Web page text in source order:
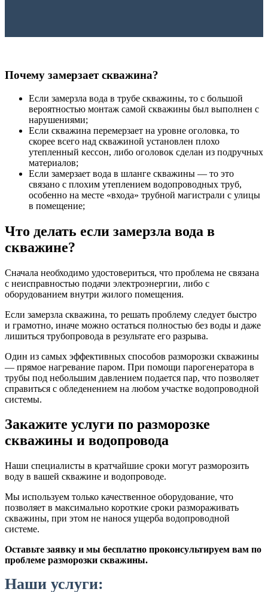
Почему замерзает скважина?
Если замерзла вода в трубе скважины, то с большой
вероятностью монтаж самой скважины был выполнен с
нарушениями;
Если скважина перемерзает на уровне оголовка, то
скорее всего над скважиной установлен плохо
утепленный кессон, либо оголовок сделан из подручных
материалов;
Если замерзает вода в шланге скважины — то это
связано с плохим утеплением водопроводных труб,
особенно на месте «входа» трубной магистрали с улицы
в помещение;
Что делать если замерзла вода в
скважине?
Сначала необходимо удостовериться, что проблема не связана
с неисправностью подачи электроэнергии, либо с
оборудованием внутри жилого помещения.
Если замерзла скважина, то решать проблему следует быстро
и грамотно, иначе можно остаться полностью без воды и даже
лишиться трубопровода в результате его разрыва.
Один из самых эффективных способов разморозки скважины
— прямое нагревание паром. При помощи парогенератора в
трубы под небольшим давлением подается пар, что позволяет
справиться с обледенением на любом участке водопроводной
системы.
Закажите услуги по разморозке
скважины и водопровода
Наши специалисты в кратчайшие сроки могут разморозить
воду в вашей скважине и водопроводе.
Мы используем только качественное оборудование, что
позволяет в максимально короткие сроки размораживать
скважины, при этом не нанося ущерба водопроводной
системе.
Оставьте заявку и мы бесплатно проконсультируем вам по
проблеме разморозки скважины.
Наши услуги: